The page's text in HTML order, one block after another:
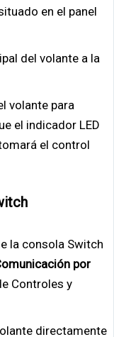
en el panel
del volante a la
volante para
el indicador LED
el control
la consola Switch
por
Controles y
directamente